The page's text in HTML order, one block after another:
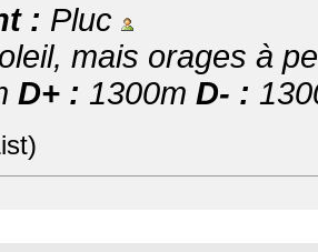
: Pluc
mais orages à
D+ : 1300m D- :